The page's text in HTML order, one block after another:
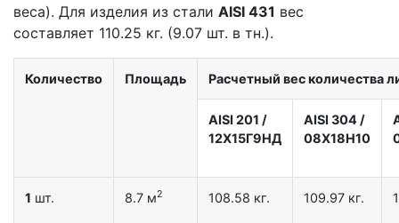
веса). Для изделия из стали AISI 431 вес
составляет 110.25 кг. (9.07 шт. в тн.).
Количество Площадь Расчетный вес количества
AISI 201 /
12X15Г9НД
AISI 304 /
08Х18Н10
1 шт. 8.7 м2 108.58 кг. 109.97 кг.